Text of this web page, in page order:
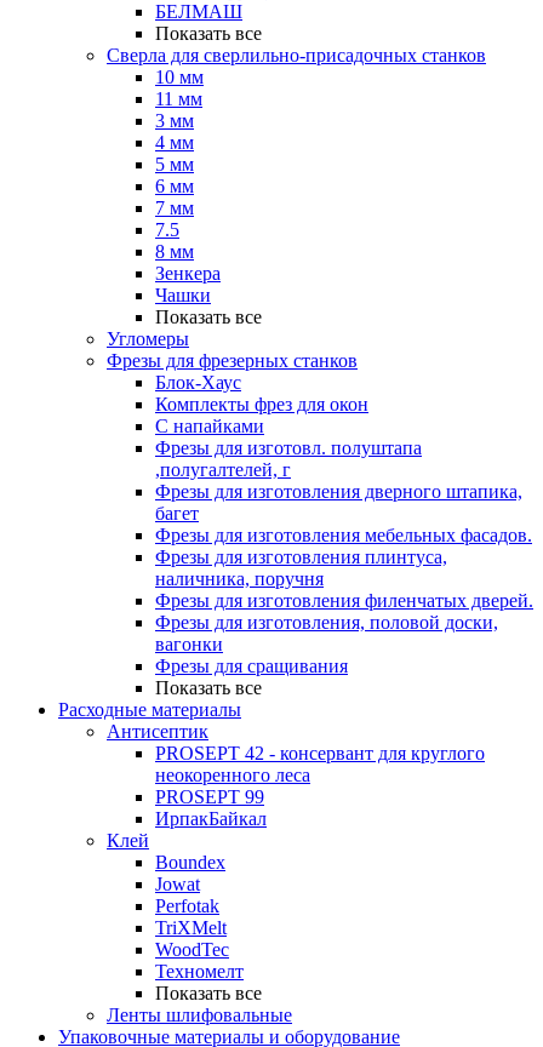
БЕЛМАШ
Показать все
Сверла для сверлильно-присадочных станков
10 мм
11 мм
3 мм
4 мм
5 мм
6 мм
7 мм
7.5
8 мм
Зенкера
Чашки
Показать все
Угломеры
Фрезы для фрезерных станков
Блок-Хаус
Комплекты фрез для окон
С напайками
Фрезы для изготовл. полуштапа
,полугалтелей, г
Фрезы для изготовления дверного штапика,
багет
Фрезы для изготовления мебельных фасадов.
Фрезы для изготовления плинтуса,
наличника, поручня
Фрезы для изготовления филенчатых дверей.
Фрезы для изготовления, половой доски,
вагонки
Фрезы для сращивания
Показать все
Расходные материалы
Антисептик
PROSEPT 42 - консервант для круглого
неокоренного леса
PROSEPT 99
ИрпакБайкал
Клей
Boundex
Jowat
Perfotak
TriXMelt
WoodTec
Техномелт
Показать все
Ленты шлифовальные
Упаковочные материалы и оборудование